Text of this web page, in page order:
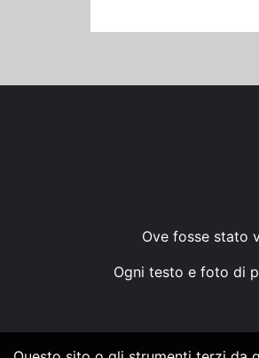
Ove fosse stato
Ogni testo e foto di